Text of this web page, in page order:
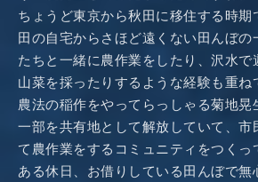
ちょうど東京から秋田に移住する時期
田の自宅からさほど遠くない田んぼの
たちと一緒に農作業をしたり、沢水で
山菜を採ったりするような経験も重ね
農法の稲作をやってらっしゃる菊地晃
一部を共有地として解放していて、市
て農作業をするコミュニティをつくっ
ある休日、お借りしている田んぼで無